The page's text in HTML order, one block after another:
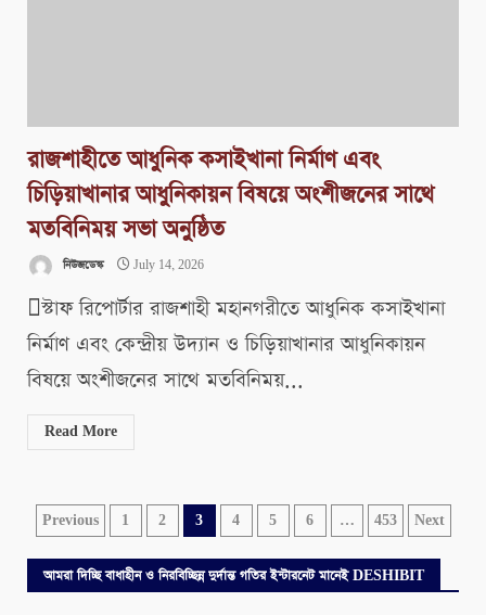
রাজশাহীতে আধুনিক কসাইখানা নির্মাণ এবং
চিড়িয়াখানার আধুনিকায়ন বিষয়ে অংশীজনের সাথে
মতবিনিময় সভা অনুষ্ঠিত
নিউজডেস্ক July 14, 2026
স্টাফ রিপোর্টার রাজশাহী মহানগরীতে আধুনিক কসাইখানা
নির্মাণ এবং কেন্দ্রীয় উদ্যান ও চিড়িয়াখানার আধুনিকায়ন
বিষয়ে অংশীজনের সাথে মতবিনিময়...
Read More
Posts
pagination
Previous 1 2 3 4 5 6 … 453 Next
আমরা দিচ্ছি বাধাহীন ও নিরবিচ্ছিন্ন দুর্দান্ত গতির ইন্টারনেট মানেই DESHIBIT